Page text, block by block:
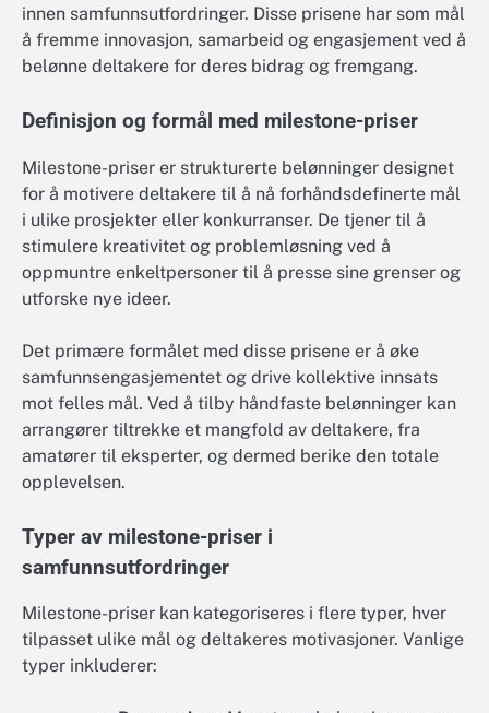
innen samfunnsutfordringer. Disse prisene har som mål
å fremme innovasjon, samarbeid og engasjement ved å
belønne deltakere for deres bidrag og fremgang.
Definisjon og formål med milestone-priser
Milestone-priser er strukturerte belønninger designet
for å motivere deltakere til å nå forhåndsdefinerte mål
i ulike prosjekter eller konkurranser. De tjener til å
stimulere kreativitet og problemløsning ved å
oppmuntre enkeltpersoner til å presse sine grenser og
utforske nye ideer.
Det primære formålet med disse prisene er å øke
samfunnsengasjementet og drive kollektive innsats
mot felles mål. Ved å tilby håndfaste belønninger kan
arrangører tiltrekke et mangfold av deltakere, fra
amatører til eksperter, og dermed berike den totale
opplevelsen.
Typer av milestone-priser i
samfunnsutfordringer
Milestone-priser kan kategoriseres i flere typer, hver
tilpasset ulike mål og deltakeres motivasjoner. Vanlige
typer inkluderer: